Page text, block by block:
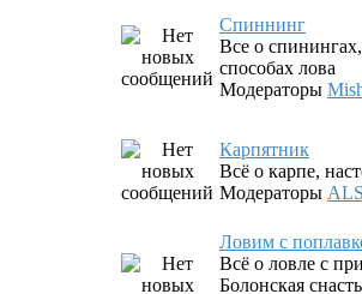
Спиннинг
Все о
способах лова
Модераторы
Карпятник
Всё о карпе,
Модераторы
Ловим с
Всё о ловле с
Болонская